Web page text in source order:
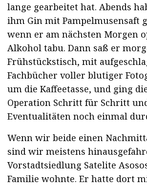
lange gearbeitet hat. Abends
ihm Gin mit Pampelmusensaft
wenn er am nächsten Morgen
Alkohol tabu. Dann saß er
Frühstückstisch, mit
Fachbücher voller blutiger
um die Kaffeetasse, und ging
Operation Schritt für Schritt
Eventualitäten noch einmal
Wenn wir beide einen
sind wir meistens
Vorstadtsiedlung Satelite
Familie wohnte. Er hatte dort